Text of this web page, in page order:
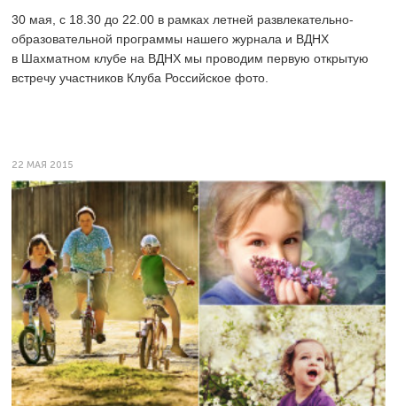
30 мая, с 18.30 до 22.00 в рамках летней развлекательно-
образовательной программы нашего журнала и ВДНХ
в Шахматном клубе на ВДНХ мы проводим первую открытую
встречу участников Клуба Российское фото.
22 МАЯ 2015